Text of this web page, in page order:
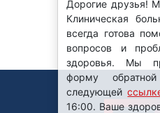
Дорогие друзья!
Клиническая
всегда готова
вопросов и
здоровья. Мы
форму
следующей
16:00. Ваше